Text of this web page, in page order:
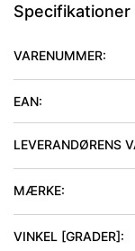
Specifikationer
VARENUMMER:
EAN:
LEVERANDØRENS
MÆRKE:
VINKEL [GRADER]: